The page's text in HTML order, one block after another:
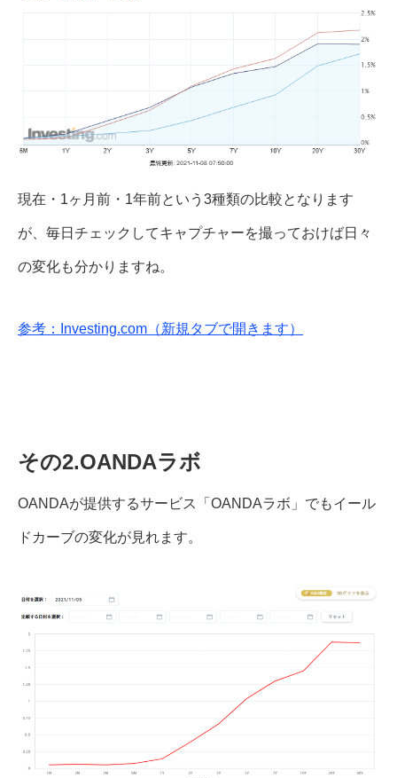
現在・1ヶ月前・1年前という3種類の比較となります
が、毎日チェックしてキャプチャーを撮っておけば日々
の変化も分かりますね。
参考：Investing.com（新規タブで開きます）
その2.OANDAラボ
OANDAが提供するサービス「OANDAラボ」でもイール
ドカーブの変化が見れます。